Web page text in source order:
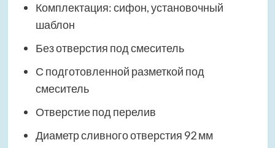
Комплектация: сифон, установочный
шаблон
Без отверстия под смеситель
С подготовленной разметкой под
смеситель
Отверстие под перелив
Диаметр сливного отверстия 92 мм